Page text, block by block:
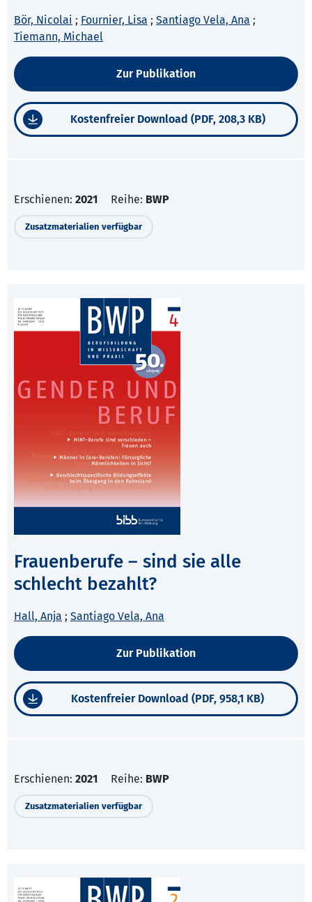
Bör, Nicolai ; Fournier, Lisa ; Santiago Vela, Ana ;
Tiemann, Michael
Zur Publikation
Kostenfreier Download (PDF, 208,3 KB)
Erschienen: 2021 Reihe: BWP
Zusatzmaterialien verfügbar
Frauenberufe – sind sie alle
schlecht bezahlt?
Hall, Anja ; Santiago Vela, Ana
Zur Publikation
Kostenfreier Download (PDF, 958,1 KB)
Erschienen: 2021 Reihe: BWP
Zusatzmaterialien verfügbar